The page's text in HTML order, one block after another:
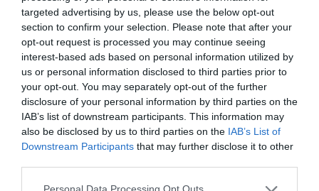
targeted advertising by us, please use the below opt-out
section to confirm your selection. Please note that after your
opt-out request is processed you may continue seeing
interest-based ads based on personal information utilized by
us or personal information disclosed to third parties prior to
your opt-out. You may separately opt-out of the further
disclosure of your personal information by third parties on the
IAB’s list of downstream participants. This information may
also be disclosed by us to third parties on the IAB’s List of
Downstream Participants that may further disclose it to other
Please note that this website/app uses one or more Google
ΚΑΚΛΑΜΑΝΗΣ ΠΑΡΑΚΟΛΟΥΘΗΣΕΙΣ
ΥΠΟΚΛΟΠΕΣ
ΔΕΙΤΕ ΠΡΩΤΟΙΟΛΑ ΤΑ ΝΕΑ ΤΟΥ PAGENEWS ΣΤΟ
GOOGLE NEWS
Σχετικά άρθρα:
➤ Το ΠΑΣΟΚ «ψωνίζει» από τα συντρίμμια του ΣΥΡΙΖΑ:
Ο Ανδρουλάκης χτίζει ΚΟ,επιχειρεί να περικυκλώσει